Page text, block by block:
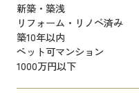
新築・築浅
リフォーム・リノベ済み
築10年以内
ペット可マンション
1000万円以下